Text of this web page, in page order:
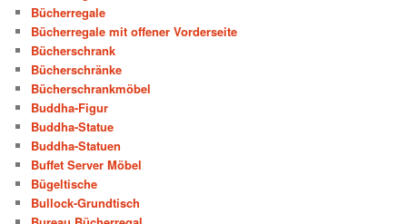
Bücherregale
Bücherregale mit offener Vorderseite
Bücherschrank
Bücherschränke
Bücherschrankmöbel
Buddha-Figur
Buddha-Statue
Buddha-Statuen
Buffet Server Möbel
Bügeltische
Bullock-Grundtisch